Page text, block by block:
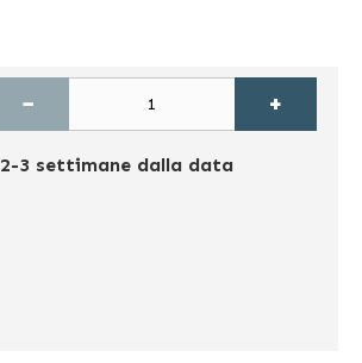
− +
2-3 settimane dalla data